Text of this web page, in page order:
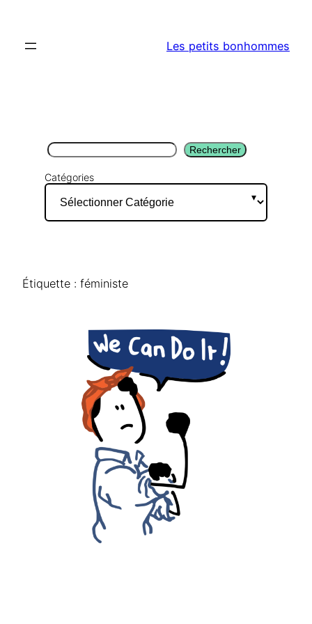
contenu
Les petits bonhommes
Rechercher Rechercher
Catégories
Étiquette : féministe